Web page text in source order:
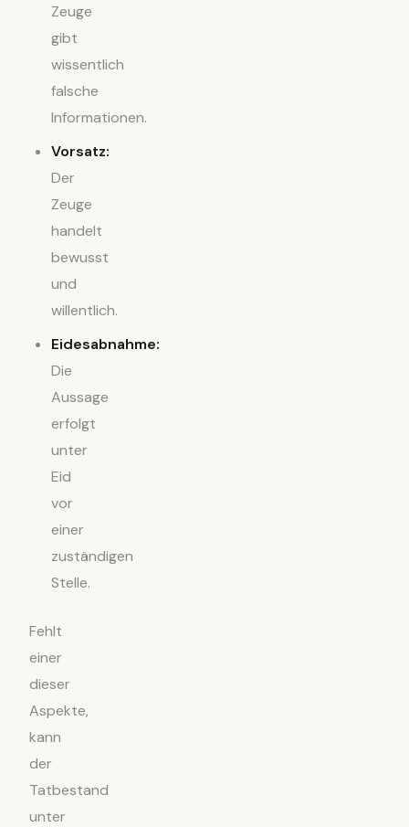
Zeuge
gibt
wissentlich
falsche
Informationen.
Vorsatz:
Der
Zeuge
handelt
bewusst
und
willentlich.
Eidesabnahme:
Die
Aussage
erfolgt
unter
Eid
vor
einer
zuständigen
Stelle.
Fehlt
einer
dieser
Aspekte,
kann
der
Tatbestand
unter